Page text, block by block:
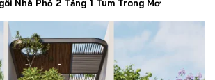
Nhà Phố 2 Tầng 1 Tum Trong Mơ